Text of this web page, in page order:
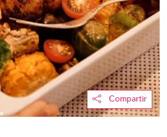
Compartir